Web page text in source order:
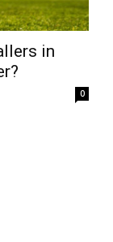
in
0